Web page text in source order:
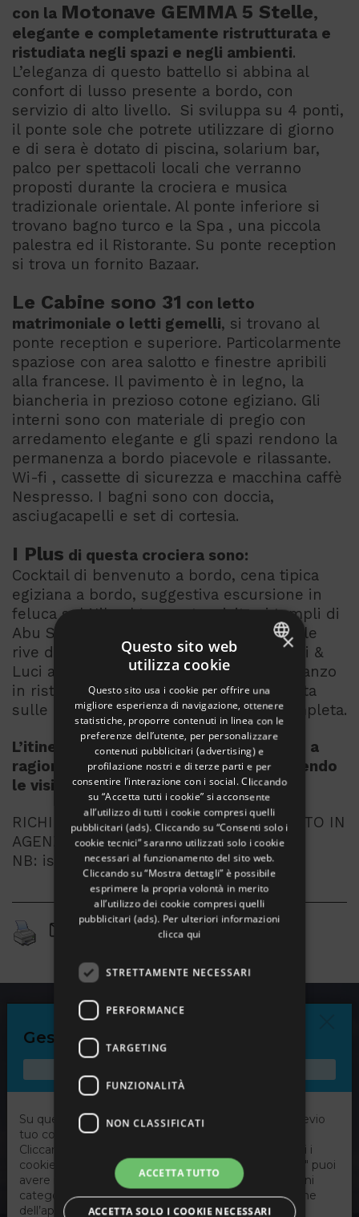
con la Motonave GEMMA 5 Stelle,
elegante e completamente ristrutturata e
ristudiata negli spazi e negli ambienti.
L’eleganza di questo battello si abbina al
confort di lusso presente a bordo, con
servizio di alto livello. Si sviluppa su 4 ponti,
il ponte sole che potrete utilizzare di giorno
e di sera è dotato di piscina, solarium bar,
palco per spettacoli locali che verranno
proposti durante la crociera e musica
tradizionale orientale. Al ponte inferiore si
trovano bagno turco e la Spa , una piccola
palestra ed il Ristorante. Su ponte reception
si trova un fornito Bazaar.
Le Cabine sono 31 con letto
matrimoniale o letti gemelli, si trovano al
ponte reception e superiore. Particolarmente
spaziose con area salotto e finestre apribili
alla francese. Il pavimento è in legno, la
biancheria in prezioso cotone egiziano. Gli
interni sono con materiale di pregio con
arredamento elegante e gli spazi rendono la
permanenza a bordo piacevole e rilassante.
Wi-fi , cassette di sicurezza e macchina caffè
Nespresso. I bagni sono con doccia,
asciugacapelli e set di cortesia.
I Plus di questa crociera sono:
Cocktail di benvenuto a bordo, cena tipica
egiziana a bordo, suggestiva escursione in
feluca sul Nilo al tramonto, visita ai templi di
Abu Simbel inclusi e pernottamento sulle
rive del Lago Nasser, spettacolo di Suoni &
Luci ai templi di Abu Simbel. Al Cairo pranzo
in ristorante locale con meravigliosa vista
sulle piramidi. Crociera in Pensione completa.
L’itinerario può subire variazioni dovute a
ragioni tecniche operative pur mantenendo
le visite previste nel tour
RICHIEDETE IL PROGRAMMA DETTAGLIATO IN
AGENZIA
NB: iscrizioni entro il 30 Marzo
ENGLISH
GERMAN
FRENCH
RUSSIAN
×
Questo sito web
utilizza cookie
Questo sito usa i cookie per offrire una
migliore esperienza di navigazione, ottenere
statistiche, proporre contenuti in linea con le
preferenze dell’utente, per personalizzare
contenuti pubblicitari (advertising) e
profilazione nostri e di terze parti e per
consentire l’interazione con i social. Cliccando
su “Accetta tutti i cookie” si acconsente
all’utilizzo di tutti i cookie compresi quelli
pubblicitari (ads). Cliccando su “Consenti solo i
cookie tecnici” saranno utilizzati solo i cookie
necessari al funzionamento del sito web.
Cliccando su “Mostra dettagli” è possibile
esprimere la propria volontà in merito
all’utilizzo dei cookie compresi quelli
pubblicitari (ads). Per ulteriori informazioni
clicca qui
STRETTAMENTE NECESSARI
PERFORMANCE
TARGETING
FUNZIONALITÀ
NON CLASSIFICATI
ACCETTA TUTTO
ACCETTA SOLO I COOKIE NECESSARI